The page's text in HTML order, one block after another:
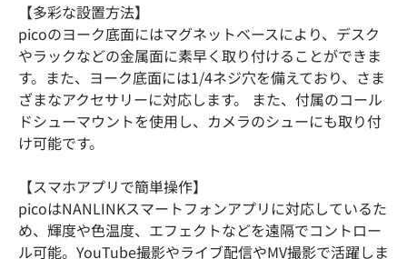
【多彩な設置方法】
picoのヨーク底面にはマグネットベースにより、デスク
やラックなどの金属面に素早く取り付けることができま
す。また、ヨーク底面には1/4ネジ穴を備えており、さま
ざまなアクセサリーに対応します。 また、付属のコール
ドシューマウントを使用し、カメラのシューにも取り付
け可能です。
【スマホアプリで簡単操作】
picoはNANLINKスマートフォンアプリに対応しているた
め、輝度や色温度、エフェクトなどを遠隔でコントロー
ル可能。YouTube撮影やライブ配信やMV撮影で活躍しま